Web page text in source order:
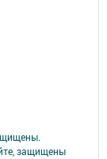
защищены